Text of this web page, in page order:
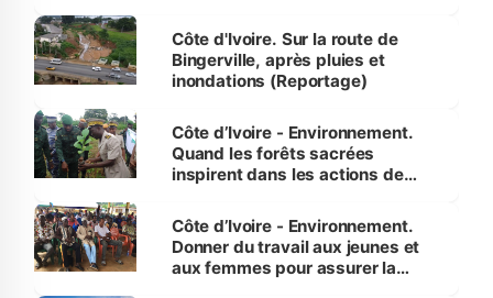
(Alassane Ouattara
Côte d'Ivoire. Sur la route de
Bingerville, après pluies et
inondations (Reportage)
Côte d’Ivoire - Environnement.
Quand les forêts sacrées
inspirent dans les actions de
Côte d’Ivoire - Environnement.
Donner du travail aux jeunes et
aux femmes pour assurer la